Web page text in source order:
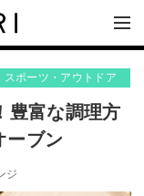
スポーツ・アウトドア
豊富な調理方
ーブン
ジ